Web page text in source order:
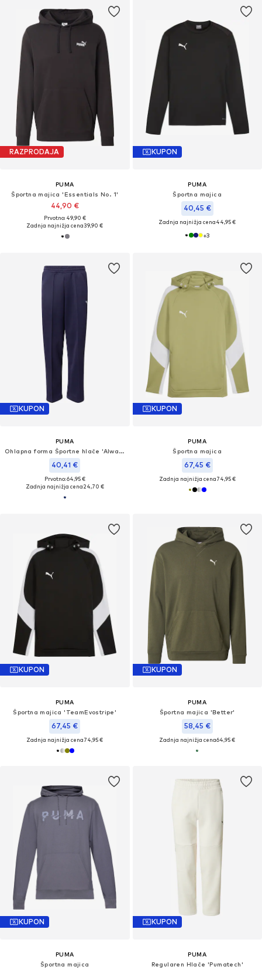
RAZPRODAJA
PUMA
Športna majica 'Essentials No. 1'
44,90 €
Prvotno: 49,90 €
Zadnja najnižja cena39,90 €
KUPON
PUMA
Športna majica
40,45 €
Zadnja najnižja cena44,95 €
+3
KUPON
PUMA
Ohlapna forma Športne hlače 'Always On'
40,41 €
Prvotno: 64,95 €
Zadnja najnižja cena24,70 €
KUPON
PUMA
Športna majica
67,45 €
Zadnja najnižja cena74,95 €
KUPON
PUMA
Športna majica 'TeamEvostripe'
67,45 €
Zadnja najnižja cena74,95 €
KUPON
PUMA
Športna majica 'Better'
58,45 €
Zadnja najnižja cena64,95 €
KUPON
PUMA
Športna majica
KUPON
PUMA
Regularen Hlače 'Pumatech'